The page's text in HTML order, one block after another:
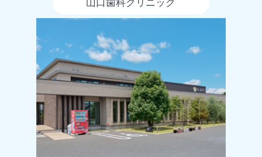
山口歯科クリニック